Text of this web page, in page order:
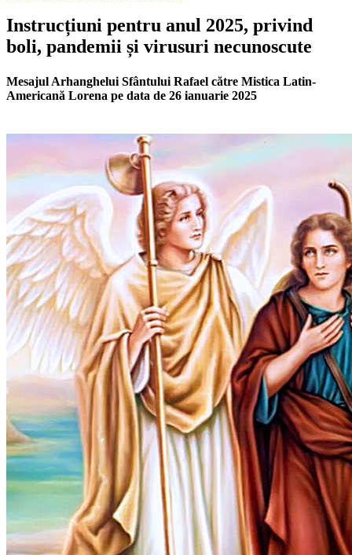
Instrucțiuni pentru anul 2025, privind
boli, pandemii și virusuri necunoscute
Mesajul Arhanghelui Sfântului Rafael către Mistica Latin-
Americană Lorena pe data de 26 ianuarie 2025